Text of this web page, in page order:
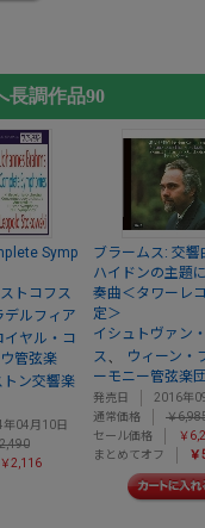
長調作品90
Symp
トコフス
デルフィア
イヤル・コ
管弦楽
トン交響楽
年04月10日
￥2,116
ブラームス: 交響
ハイドンの主題
奏曲＜タワーレ
定＞
イシュトヴァン
ス
ウィーン・
ーモニー管弦楽
発売日
2016年
通常価格
￥
セール価格
￥
まとめてオフ
￥